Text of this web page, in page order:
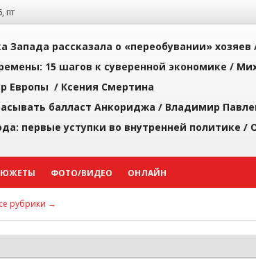
пт
Запада рассказала о «переобувании» хозяев
15 шагов к суверенной экономике /
Европы / Ксения Смертина
балласт Анкориджа / Владимир
первые уступки во внутренней политике /
ФОТО/ВИДЕО ОНЛАЙН
рубрики →